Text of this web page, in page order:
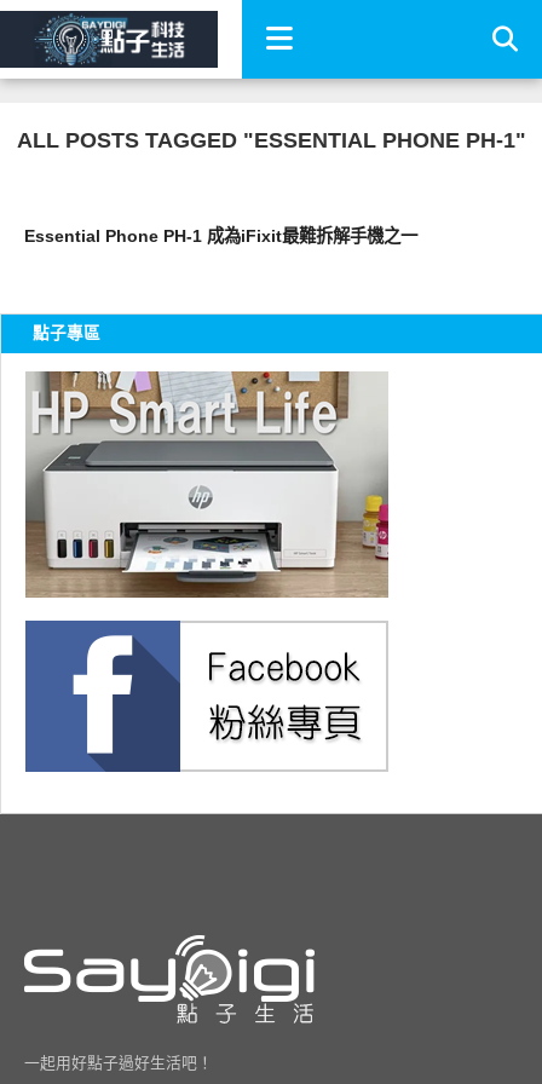
ALL POSTS TAGGED "ESSENTIAL PHONE PH-1"
Essential Phone PH-1 成為iFixit最難拆解手機之一
點子專區
一起用好點子過好生活吧！